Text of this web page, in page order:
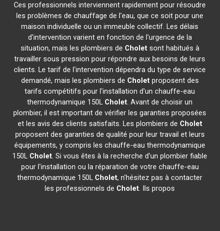
Ces professionnels interviennent rapidement pour résoudre
les problèmes de chauffage de l'eau, que ce soit pour une
maison individuelle ou un immeuble collectif. Les délais
d'intervention varient en fonction de l'urgence de la
situation, mais les plombiers de Choletsont habitués à
travailler sous pression pour répondre aux besoins de leurs
clients. Le tarif de l'intervention dépendra du type de service
demandé, mais les plombiers de Choletproposent des
tarifs compétitifs pour l'installation d'un chauffe-eau
thermodynamique 150L Cholet. Avant de choisir un
plombier, il est important de vérifier les garanties proposées
et les avis des clients satisfaits. Les plombiers de Cholet
proposent des garanties de qualité pour leur travail et leurs
équipements, y compris les chauffe-eau thermodynamique
150L Cholet. Si vous êtes à la recherche d'un plombier fiable
pour l'installation ou la réparation de votre chauffe-eau
thermodynamique 150L Cholet, n'hésitez pas à contacter
les professionnels de Cholet. Ils propos